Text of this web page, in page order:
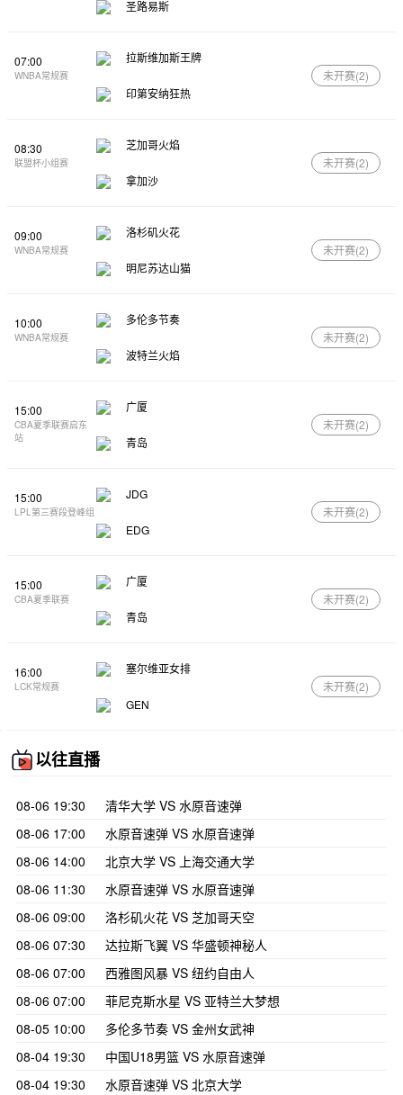
圣路易斯
07:00
WNBA常规赛
拉斯维加斯王牌
印第安纳狂热
未开赛(2)
08:30
联盟杯小组赛
芝加哥火焰
拿加沙
未开赛(2)
09:00
WNBA常规赛
洛杉矶火花
明尼苏达山猫
未开赛(2)
10:00
WNBA常规赛
多伦多节奏
波特兰火焰
未开赛(2)
15:00
CBA夏季联赛启东
站
广厦
青岛
未开赛(2)
15:00
LPL第三赛段登峰组
JDG
EDG
未开赛(2)
15:00
CBA夏季联赛
广厦
青岛
未开赛(2)
16:00
LCK常规赛
塞尔维亚女排
GEN
未开赛(2)
以往直播
08-06 19:30
清华大学 VS 水原音速弹
08-06 17:00
水原音速弹 VS 水原音速弹
08-06 14:00
北京大学 VS 上海交通大学
08-06 11:30
水原音速弹 VS 水原音速弹
08-06 09:00
洛杉矶火花 VS 芝加哥天空
08-06 07:30
达拉斯飞翼 VS 华盛顿神秘人
08-06 07:00
西雅图风暴 VS 纽约自由人
08-06 07:00
菲尼克斯水星 VS 亚特兰大梦想
08-05 10:00
多伦多节奏 VS 金州女武神
08-04 19:30
中国U18男篮 VS 水原音速弹
08-04 19:30
水原音速弹 VS 北京大学